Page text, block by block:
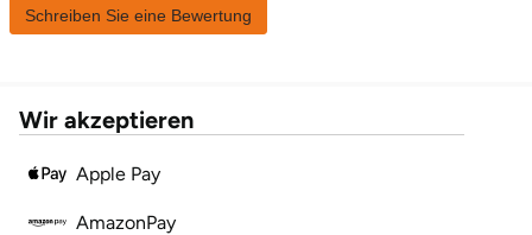
Schreiben Sie eine Bewertung
Wir akzeptieren
Apple Pay
AmazonPay
Heldburg
Herzogtum Lauenburg
Homburg